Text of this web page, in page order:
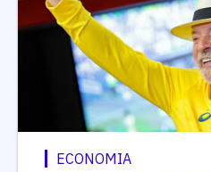
ECONOMIA